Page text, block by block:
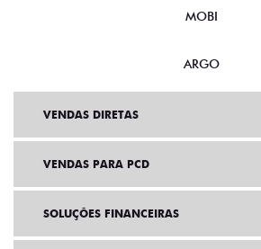
MOBI
ARGO
VENDAS DIRETAS
VENDAS PARA PCD
SOLUÇÕES FINANCEIRAS